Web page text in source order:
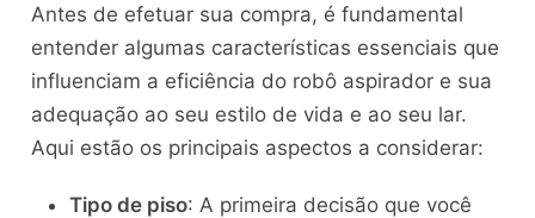
Antes de efetuar sua compra, é fundamental
entender algumas características essenciais que
influenciam a eficiência do robô aspirador e sua
adequação ao seu estilo de vida e ao seu lar.
Aqui estão os principais aspectos a considerar:
Tipo de piso: A primeira decisão que você